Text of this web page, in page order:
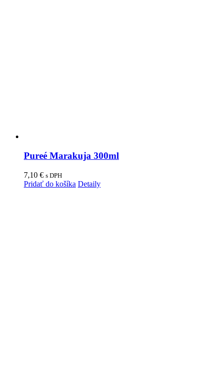
Pureé Marakuja 300ml
7,10 € s DPH
Pridať do košíka Detaily